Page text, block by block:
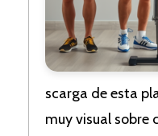
scarga de esta
muy visual sobre